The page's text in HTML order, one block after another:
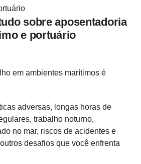
sobre aposentadoria
e portuário
em ambientes marítimos é
adversas, longas horas de
trabalho noturno,
no mar, riscos de acidentes e
desafios que você enfrenta